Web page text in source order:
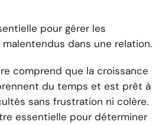
pour gérer les
dans une relation.
comprend que la croissance
du temps et est prêt à
sans frustration ni colère.
essentielle pour déterminer